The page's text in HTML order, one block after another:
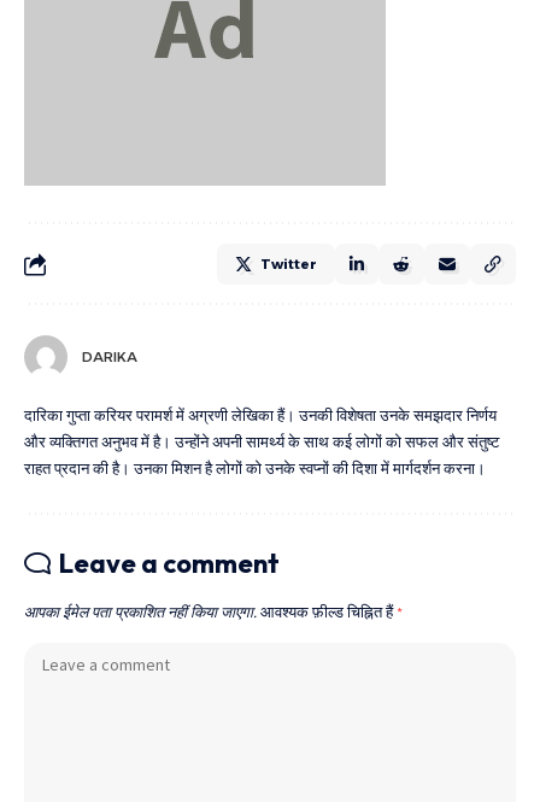
Twitter
DARIKA
दारिका गुप्ता करियर परामर्श में अग्रणी लेखिका हैं। उनकी विशेषता उनके समझदार निर्णय
और व्यक्तिगत अनुभव में है। उन्होंने अपनी सामर्थ्य के साथ कई लोगों को सफल और संतुष्ट
राहत प्रदान की है। उनका मिशन है लोगों को उनके स्वप्नों की दिशा में मार्गदर्शन करना।
Leave a comment
आपका ईमेल पता प्रकाशित नहीं किया जाएगा. आवश्यक फ़ील्ड चिह्नित हैं *